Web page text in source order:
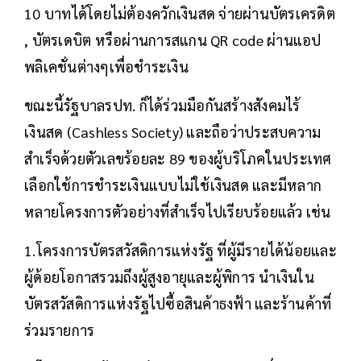
10 บาทได้โดยไม่ต้องควักเงินสด จ่ายผ่านบัตรเครดิต
, บัตรเดบิต หรือผ่านการสแกน QR code ผ่านแอป
พลิเคชั่นต่างๆเพื่อชำระเงิน
ขณะนี้รัฐบาลรปท. ก็ได้ร่วมมือกันสร้างสังคมไร้
เงินสด (Cashless Society) และถือว่าประสบความ
สำเร็จด้วยตัวเลขร้อยละ 89 ของผู้บริโภคในประเทศ
เลือกใช้การชำระเงินแบบไม่ใช้เงินสด และมีหลาก
หลายโครงการตัวอย่างที่สำเร็จไปเรียบร้อยแล้ว เช่น
1.โครงการบัตรสวัสดิการแห่งรัฐ ที่ผู้มีรายได้น้อยและ
ผู้ด้อยโอกาสรวมถึงผู้สูงอายุและผู้พิการ นำเงินใน
บัตรสวัสดิการแห่งรัฐไปซื้อสินค้าธงฟ้า และร้านค้าที่
ร่วมรายการ